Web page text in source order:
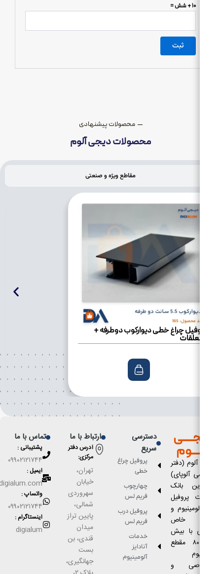
محصولات پیشنهادی
محصولات دیجی آلوم
مقاطع ویژه و صنعتی
چراغ خطی دیوارکوب دوطرفه +
(دفتر
آلوپای)
بانک
پروفیل
و
با بیش
از ۸۰۰۰ مقطع
و
دسترسی
سریع
پروفیل چراغ
خطی
چهارچوب
فریم لس
پروفیل درب
فریم لس
آنادایز
آلومینیوم
ارتباط با ما
آدرس دفتر
مركزى:
سهروردی
پایین تراز
قندی، بن
جهانگیری،
تماس با ما
پشتیبانی :
۰۹۹۰۲۱۲۱۷۴۴
Info@digialum.com
۰۹۹۰۲۱۲۱۷۴۴
اینستاگرام :
digialum